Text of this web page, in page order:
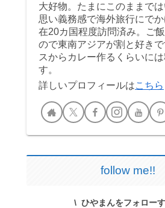
大好物。たまにこのままで
思い義務感で海外旅行にで
在20カ国程度訪問済み。ご
ので東南アジアが割と好き
スからカレー作るくらいには
す。
詳しいプロフィールはこちら
follow me!!
ひやまんをフォロー